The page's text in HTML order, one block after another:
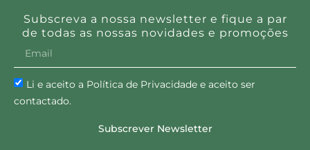
Subscreva a nossa newsletter e fique a par
de todas as nossas novidades e promoções
Li e aceito a Política de Privacidade e aceito ser
contactado.
Subscrever Newsletter